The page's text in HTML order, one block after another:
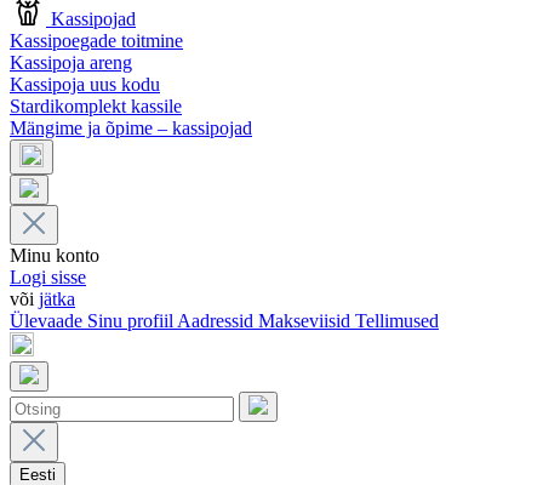
Kassipojad
Kassipoegade toitmine
Kassipoja areng
Kassipoja uus kodu
Stardikomplekt kassile
Mängime ja õpime – kassipojad
Minu konto
Logi sisse
või jätka
Ülevaade Sinu profiil Aadressid Makseviisid Tellimused
Eesti